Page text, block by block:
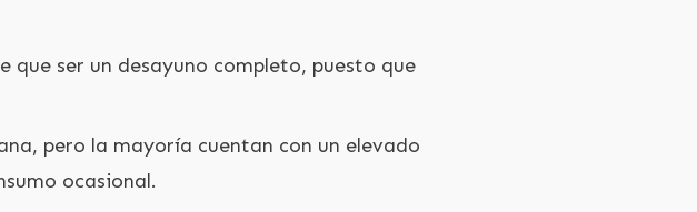
que ser un desayuno completo, puesto que
pero la mayoría cuentan con un elevado
ocasional.